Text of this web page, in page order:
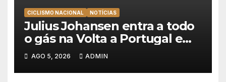
CICLISMO NACIONAL NOTÍCIAS
Julius Johansen entra a todo
o gás na Volta a Portugal e
lidera dobradinha da UAE
Team Emirates em Lisboa
AGO 5, 2026 ADMIN